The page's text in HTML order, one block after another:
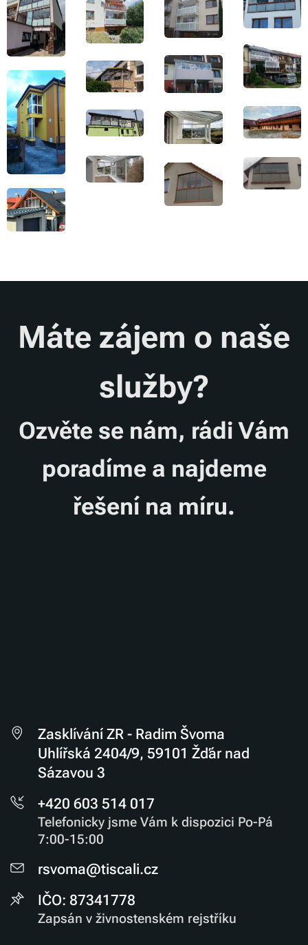
Máte zájem o naše
služby?
Ozvěte se nám, rádi Vám
poradíme a najdeme
řešení na míru.
Zasklívání ZR - Radim Švoma
Uhlířská 2404/9, 59101 Žďár nad
Sázavou 3
+420 603 514 017
Telefonicky jsme Vám k dispozici Po-Pá
7:00-15:00
rsvoma@tiscali.cz
IČO: 87341778
Zapsán v živnostenském rejstříku